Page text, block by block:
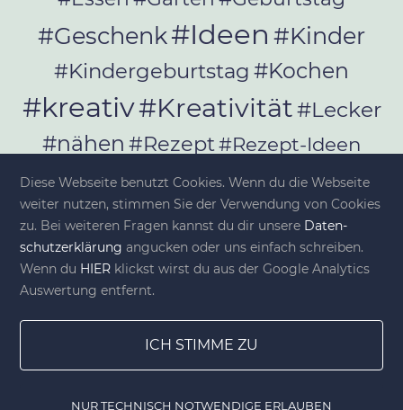
#Geschenk#Ideen #Kinder
#Kindergeburtstag #Kochen
#kreativ#Kreativität#Lecker
#nähen #Rezept#Rezept-Ideen
#Rezepte#selber_bauen
#selber_machen
#Selbermachen#selber_nähen
#Selfmade
#Upcycling#Werkeln
Diese Webseite benutzt Cookies. Wenn du die Webseite
weiter nutzen, stimmen Sie der Verwendung von Cookies
zu. Bei weiteren Fragen kannst du dir unsere Da­ten­
schutz­er­klä­rung angucken oder uns einfach schreiben.
Wenn du HIER klickst wirst du aus der Google Analytics
Auswertung entfernt.
ICH STIMME ZU
NUR TECHNISCH NOTWENDIGE ERLAUBEN